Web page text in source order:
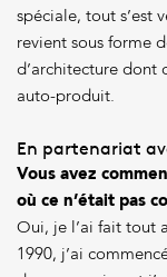
spéciale, tout s’est
revient sous forme
d’architecture dont
auto-produit.
En partenariat
Vous avez
où ce n’était pas
Oui, je l’ai fait tout
1990, j’ai